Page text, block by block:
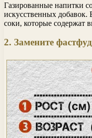
Газированные напитки
искусственных
соки, которые содержат
2. Замените